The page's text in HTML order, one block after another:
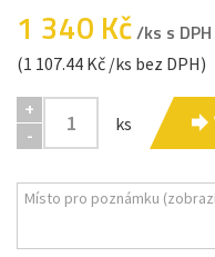
1 340 Kč/ks s DPH
(1 107.44 Kč /ks bez DPH)
+
-
ks